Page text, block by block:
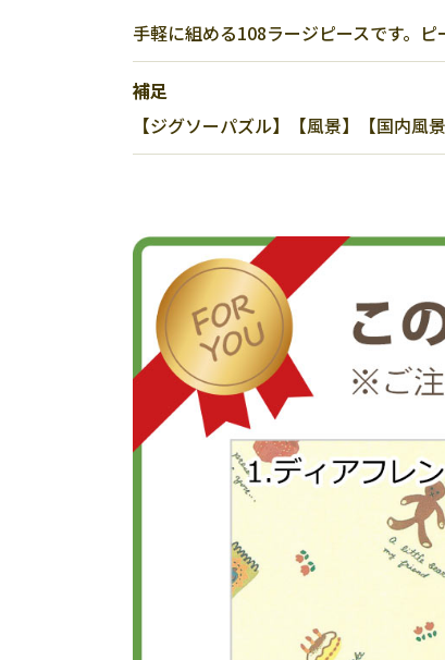
手軽に組める108ラージピースです。
補足
【ジグソーパズル】【風景】【国内